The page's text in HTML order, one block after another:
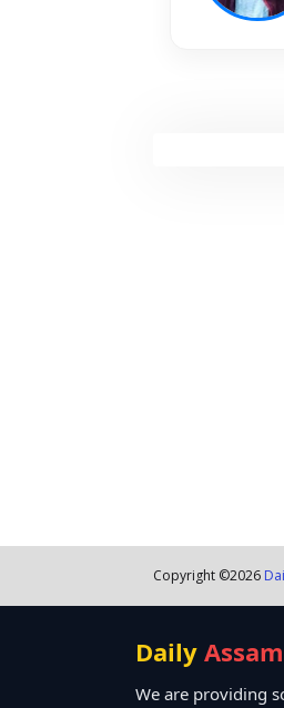
Copyright ©2026
Daily Assam
We are providing